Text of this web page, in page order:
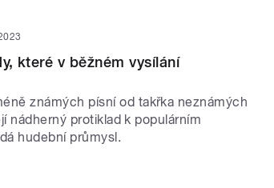
které v běžném vysílání
známých písní od takřka neznámých
nádherný protiklad k populárním
hudební průmysl.